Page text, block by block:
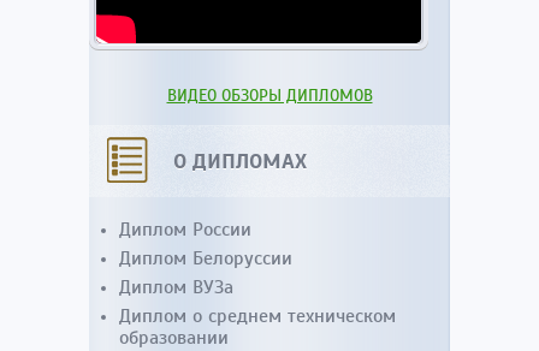
ВИДЕО ОБЗОРЫ ДИПЛОМОВ
О ДИПЛОМАХ
Диплом России
Диплом Белоруссии
Диплом ВУЗа
Диплом о среднем техническом
образовании